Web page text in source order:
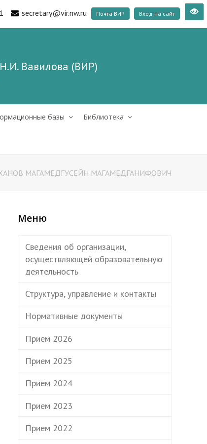
secretary@vir.nw.ru Почта ВИР Вход на сайт
Вавилова (ВИР)
базы Библиотека
МАГАМЕДГУСЕЙН МАГАМЕДГАНИФОВИЧ
Меню
Сведения об организации,
осуществляющей образовательную
деятельность
Структура, управление и контакты
Нормативные документы
Прием 2026
Прием 2025
Прием 2024
Прием 2023
Прием 2022